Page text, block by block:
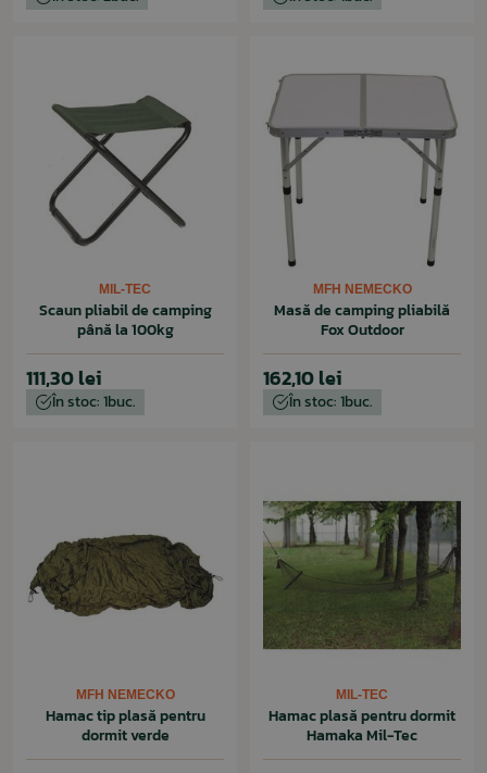
MIL-TEC
Scaun pliabil de camping
până la 100kg
111,30 lei
În stoc: 1buc.
MFH NEMECKO
Masă de camping pliabilă
Fox Outdoor
162,10 lei
În stoc: 1buc.
MFH NEMECKO
Hamac tip plasă pentru
dormit verde
MIL-TEC
Hamac plasă pentru dormit
Hamaka Mil-Tec